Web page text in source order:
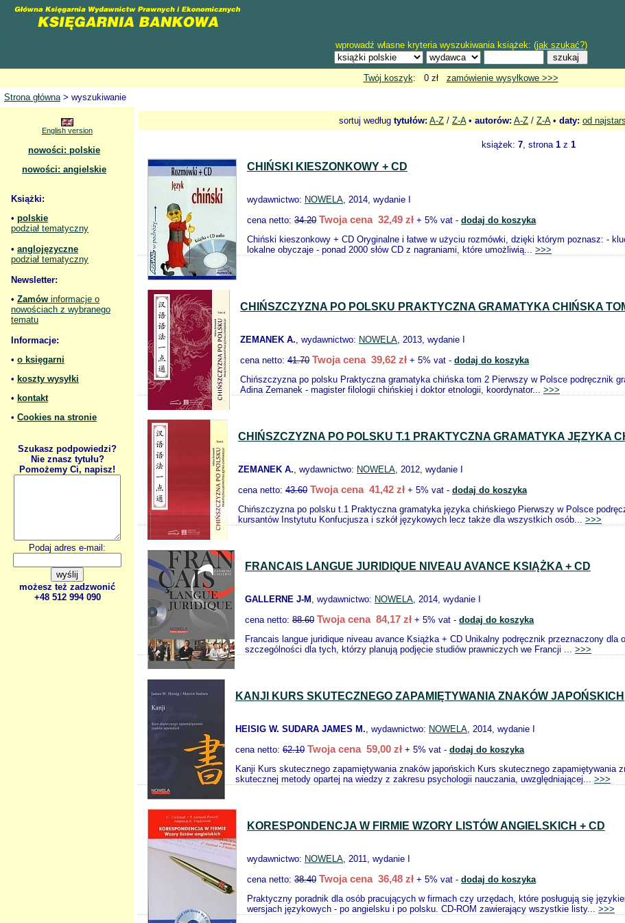
wprowadź własne kryteria wyszukiwania książek: (jak szukać?)
Twój koszyk: 0 zł zamówienie wysyłkowe >>>
Strona główna> wyszukiwanie
English version
nowości: polskie
nowości: angielskie
Książki:
• polskie
podział tematyczny
• anglojęzyczne
podział tematyczny
Newsletter:
• Zamów informacje o
nowościach z wybranego
tematu
Informacje:
• o księgarni
• koszty wysyłki
• kontakt
• Cookies na stronie
Szukasz podpowiedzi?
Nie znasz tytułu?
Pomożemy Ci, napisz!
Podaj adres e-mail:
możesz też zadzwonić
+48 512 994 090
sortuj według tytułów: A-Z / Z-A• autorów: A-Z / Z-A• daty: od
książek: 7, strona 1z 1
CHIŃSKI KIESZONKOWY + CD
wydawnictwo: NOWELA, 2014, wydanie I
cena netto: 34.20 Twoja cena 32,49 zł + 5% vat - dodaj do koszyka
Chiński kieszonkowy + CD Oryginalne i łatwe w użyciu rozmówki, dzięki którym poznasz: -
lokalne obyczaje - ponad 2000 słów CD z nagraniami, które umożliwią... >>>
CHIŃSZCZYZNA PO POLSKU PRAKTYCZNA GRAMATYKA CHIŃSKA
ZEMANEK A., wydawnictwo: NOWELA, 2013, wydanie I
cena netto: 41.70 Twoja cena 39,62 zł + 5% vat - dodaj do koszyka
Chińszczyzna po polsku Praktyczna gramatyka chińska tom 2 Pierwszy w Polsce podręcznik
Adina Zemanek - magister filologii chińskiej i doktor etnologii, koordynator... >>>
CHIŃSZCZYZNA PO POLSKU T.1 PRAKTYCZNA GRAMATYKA JĘZYKA
ZEMANEK A., wydawnictwo: NOWELA, 2012, wydanie I
cena netto: 43.60 Twoja cena 41,42 zł + 5% vat - dodaj do koszyka
Chińszczyzna po polsku t.1 Praktyczna gramatyka języka chińskiego Pierwszy w Polsce
kursantów Instytutu Konfucjusza i szkół językowych lecz także dla wszystkich osób... >>>
FRANCAIS LANGUE JURIDIQUE NIVEAU AVANCE KSIĄŻKA + CD
GALLERNE J-M , wydawnictwo: NOWELA, 2014, wydanie I
cena netto: 88.60 Twoja cena 84,17 zł + 5% vat - dodaj do koszyka
Francais langue juridique niveau avance Książka + CD Unikalny podręcznik przeznaczony
szczególności dla tych, którzy planują podjęcie studiów prawniczych we Francji ... >>>
KANJI KURS SKUTECZNEGO ZAPAMIĘTYWANIA ZNAKÓW JAPOŃSKICH
HEISIG W. SUDARA JAMES M., wydawnictwo: NOWELA, 2014, wydanie I
cena netto: 62.10 Twoja cena 59,00 zł + 5% vat - dodaj do koszyka
Kanji Kurs skutecznego zapamiętywania znaków japońskich Kurs skutecznego
skutecznej metody opartej na wiedzy z zakresu psychologii nauczania, uwzględniającej... >>>
KORESPONDENCJA W FIRMIE WZORY LISTÓW ANGIELSKICH + CD
wydawnictwo: NOWELA, 2011, wydanie I
cena netto: 38.40 Twoja cena 36,48 zł + 5% vat - dodaj do koszyka
Praktyczny poradnik dla osób pracujących w firmach czy urzędach, które posługują się
wersjach językowych - po angielsku i po polsku. CD-ROM zawierający wszystkie listy... >>>